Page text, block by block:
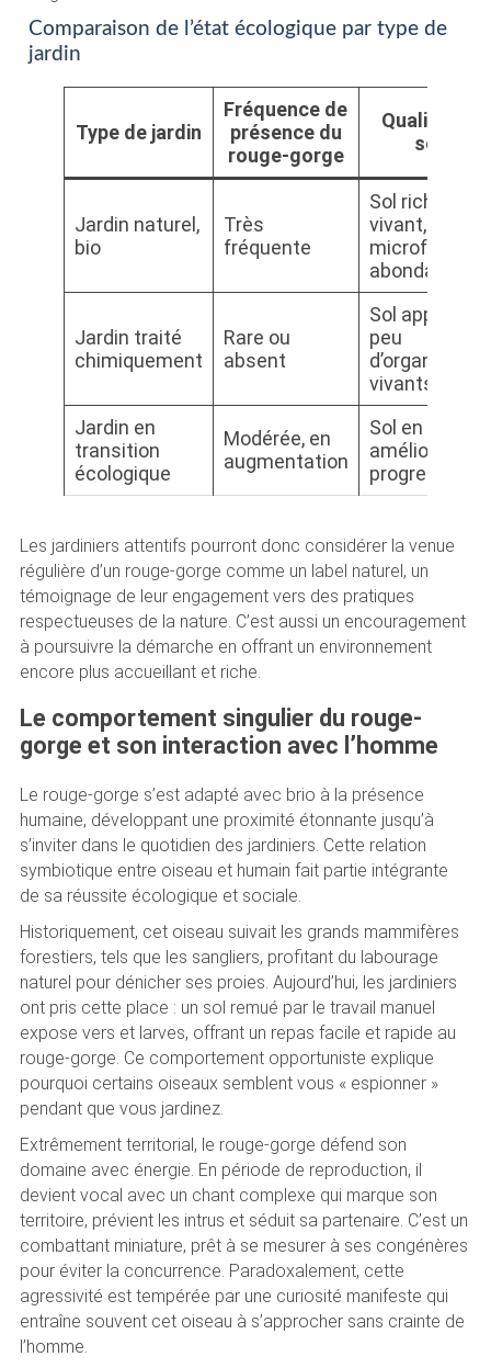
Comparaison de l’état écologique par type de
jardin
Type de jardin
Fréquence de
présence du
rouge-gorge
Qualité du
sol
Jardin naturel,
bio
Très
fréquente
Sol riche et
vivant,
microfaune
abondante
Jardin traité
chimiquement
Rare ou
absent
Sol appauvri,
peu
d’organismes
vivants
Jardin en
transition
écologique
Modérée, en
augmentation
Sol en
amélioration
progressive
Les jardiniers attentifs pourront donc considérer la venue
régulière d’un rouge-gorge comme un label naturel, un
témoignage de leur engagement vers des pratiques
respectueuses de la nature. C’est aussi un encouragement
à poursuivre la démarche en offrant un environnement
encore plus accueillant et riche.
Le comportement singulier du rouge-
gorge et son interaction avec l’homme
Le rouge-gorge s’est adapté avec brio à la présence
humaine, développant une proximité étonnante jusqu’à
s’inviter dans le quotidien des jardiniers. Cette relation
symbiotique entre oiseau et humain fait partie intégrante
de sa réussite écologique et sociale.
Historiquement, cet oiseau suivait les grands mammifères
forestiers, tels que les sangliers, profitant du labourage
naturel pour dénicher ses proies. Aujourd’hui, les jardiniers
ont pris cette place : un sol remué par le travail manuel
expose vers et larves, offrant un repas facile et rapide au
rouge-gorge. Ce comportement opportuniste explique
pourquoi certains oiseaux semblent vous « espionner »
pendant que vous jardinez.
Extrêmement territorial, le rouge-gorge défend son
domaine avec énergie. En période de reproduction, il
devient vocal avec un chant complexe qui marque son
territoire, prévient les intrus et séduit sa partenaire. C’est un
combattant miniature, prêt à se mesurer à ses congénères
pour éviter la concurrence. Paradoxalement, cette
agressivité est tempérée par une curiosité manifeste qui
entraîne souvent cet oiseau à s’approcher sans crainte de
l’homme.